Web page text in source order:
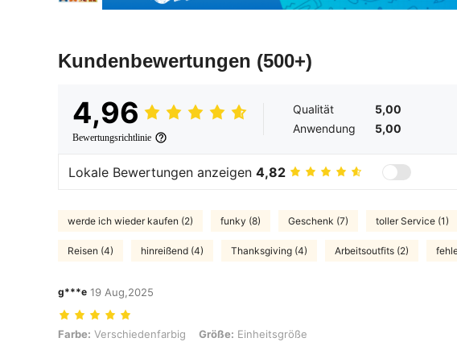
Kundenbewertungen (500+)
4,96
Bewertungsrichtlinie
Qualität
5,00
Anwendung
5,00
Lokale Bewertungen anzeigen 4,82
werde ich wieder kaufen (2) funky (8) Geschenk (7) toller Service (1)
Reisen (4) hinreißend (4) Thanksgiving (4) Arbeitsoutfits (2)
g***e 19 Aug,2025
Farbe: Verschiedenfarbig, Größe: Einheitsgröße
Farbe: Verschiedenfarbig Größe: Einheitsgröße